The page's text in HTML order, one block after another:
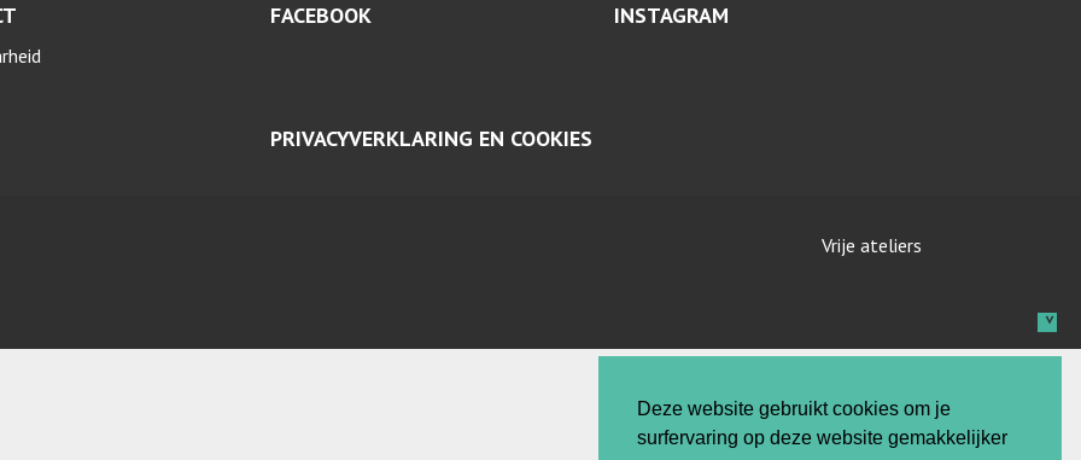
Deze website gebruikt cookies om je
surfervaring op deze website gemakkelijker
FACEBOOK INSTAGRAM
PRIVACYVERKLARING EN COOKIES
Vrije ateliers